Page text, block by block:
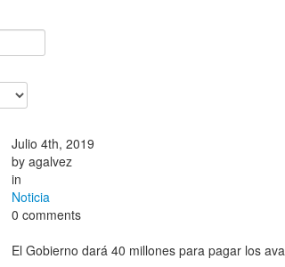
Julio 4th, 2019
by agalvez
in
Noticia
0 comments
El Gobierno dará 40 millones para pagar los